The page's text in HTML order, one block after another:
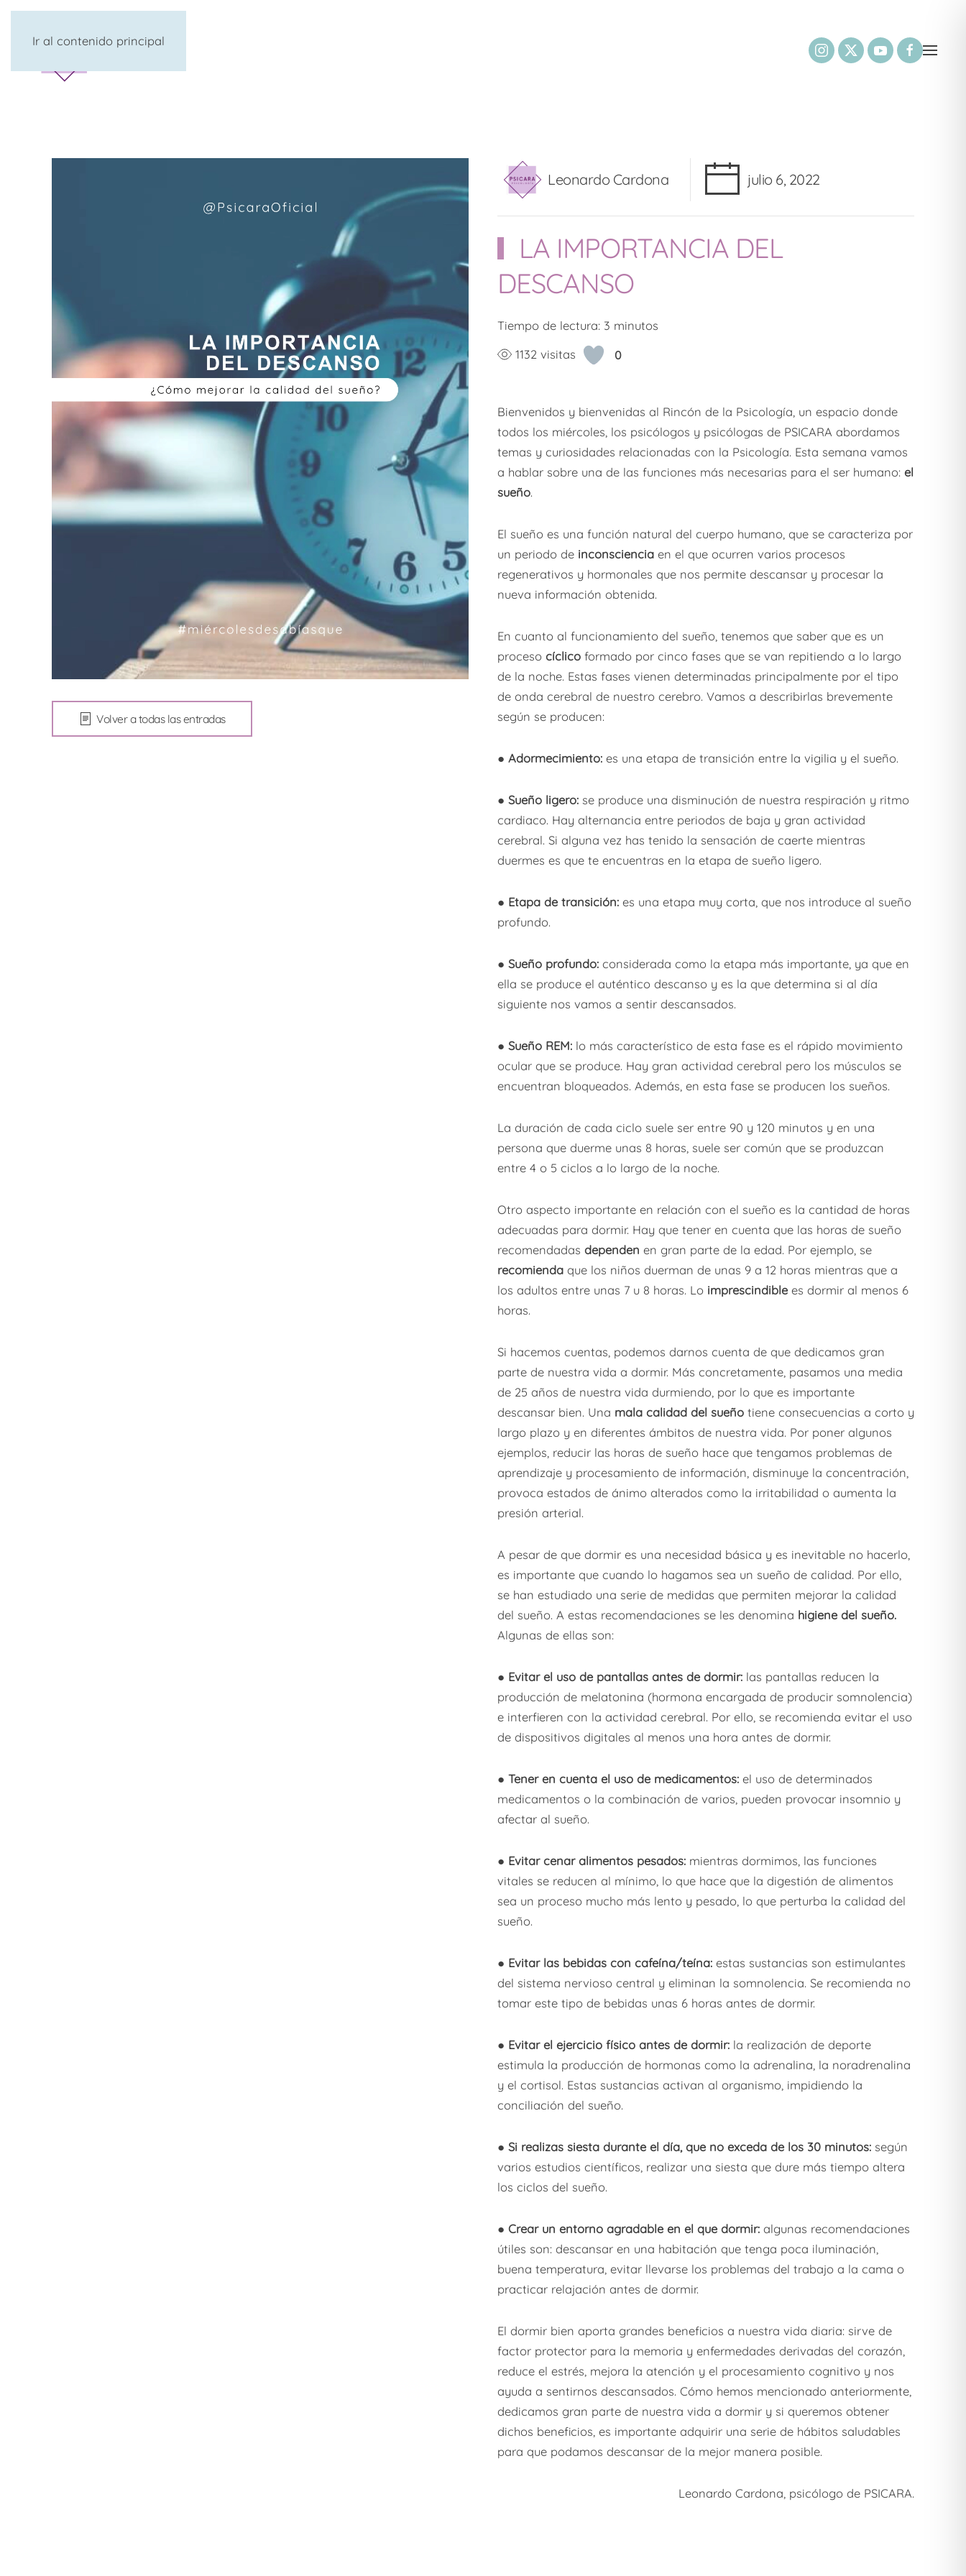
Ir al contenido principal
Volver a todas las entradas
Leonardo Cardona julio 6, 2022
LA IMPORTANCIA DEL
DESCANSO
Tiempo de lectura: 3 minutos
1132 visitas
0
Bienvenidos y bienvenidas al Rincón de la Psicología, un espacio donde
todos los miércoles, los psicólogos y psicólogas de PSICARA abordamos
temas y curiosidades relacionadas con la Psicología. Esta semana vamos
a hablar sobre una de las funciones más necesarias para el ser humano: el
sueño.
El sueño es una función natural del cuerpo humano, que se caracteriza por
un periodo de inconsciencia en el que ocurren varios procesos
regenerativos y hormonales que nos permite descansar y procesar la
nueva información obtenida.
En cuanto al funcionamiento del sueño, tenemos que saber que es un
proceso cíclico formado por cinco fases que se van repitiendo a lo largo
de la noche. Estas fases vienen determinadas principalmente por el tipo
de onda cerebral de nuestro cerebro. Vamos a describirlas brevemente
según se producen:
● Adormecimiento: es una etapa de transición entre la vigilia y el sueño.
● Sueño ligero: se produce una disminución de nuestra respiración y ritmo
cardiaco. Hay alternancia entre periodos de baja y gran actividad
cerebral. Si alguna vez has tenido la sensación de caerte mientras
duermes es que te encuentras en la etapa de sueño ligero.
● Etapa de transición: es una etapa muy corta, que nos introduce al sueño
profundo.
● Sueño profundo: considerada como la etapa más importante, ya que en
ella se produce el auténtico descanso y es la que determina si al día
siguiente nos vamos a sentir descansados.
● Sueño REM: lo más característico de esta fase es el rápido movimiento
ocular que se produce. Hay gran actividad cerebral pero los músculos se
encuentran bloqueados. Además, en esta fase se producen los sueños.
La duración de cada ciclo suele ser entre 90 y 120 minutos y en una
persona que duerme unas 8 horas, suele ser común que se produzcan
entre 4 o 5 ciclos a lo largo de la noche.
Otro aspecto importante en relación con el sueño es la cantidad de horas
adecuadas para dormir. Hay que tener en cuenta que las horas de sueño
recomendadas dependen en gran parte de la edad. Por ejemplo, se
recomienda que los niños duerman de unas 9 a 12 horas mientras que a
los adultos entre unas 7 u 8 horas. Lo imprescindiblees dormir al menos 6
horas.
Si hacemos cuentas, podemos darnos cuenta de que dedicamos gran
parte de nuestra vida a dormir. Más concretamente, pasamos una media
de 25 años de nuestra vida durmiendo, por lo que es importante
descansar bien. Una mala calidad del sueño tiene consecuencias a corto y
largo plazo y en diferentes ámbitos de nuestra vida. Por poner algunos
ejemplos, reducir las horas de sueño hace que tengamos problemas de
aprendizaje y procesamiento de información, disminuye la concentración,
provoca estados de ánimo alterados como la irritabilidad o aumenta la
presión arterial.
A pesar de que dormir es una necesidad básica y es inevitable no hacerlo,
es importante que cuando lo hagamos sea un sueño de calidad. Por ello,
se han estudiado una serie de medidas que permiten mejorar la calidad
del sueño. A estas recomendaciones se les denomina higiene del sueño.
Algunas de ellas son:
● Evitar el uso de pantallas antes de dormir: las pantallas reducen la
producción de melatonina (hormona encargada de producir somnolencia)
e interfieren con la actividad cerebral. Por ello, se recomienda evitar el uso
de dispositivos digitales al menos una hora antes de dormir.
● Tener en cuenta el uso de medicamentos: el uso de determinados
medicamentos o la combinación de varios, pueden provocar insomnio y
afectar al sueño.
● Evitar cenar alimentos pesados: mientras dormimos, las funciones
vitales se reducen al mínimo, lo que hace que la digestión de alimentos
sea un proceso mucho más lento y pesado, lo que perturba la calidad del
sueño.
● Evitar las bebidas con cafeína/teína: estas sustancias son estimulantes
del sistema nervioso central y eliminan la somnolencia. Se recomienda no
tomar este tipo de bebidas unas 6 horas antes de dormir.
● Evitar el ejercicio físico antes de dormir: la realización de deporte
estimula la producción de hormonas como la adrenalina, la noradrenalina
y el cortisol. Estas sustancias activan al organismo, impidiendo la
conciliación del sueño.
● Si realizas siesta durante el día, que no exceda de los 30 minutos: según
varios estudios científicos, realizar una siesta que dure más tiempo altera
los ciclos del sueño.
● Crear un entorno agradable en el que dormir: algunas recomendaciones
útiles son: descansar en una habitación que tenga poca iluminación,
buena temperatura, evitar llevarse los problemas del trabajo a la cama o
practicar relajación antes de dormir.
El dormir bien aporta grandes beneficios a nuestra vida diaria: sirve de
factor protector para la memoria y enfermedades derivadas del corazón,
reduce el estrés, mejora la atención y el procesamiento cognitivo y nos
ayuda a sentirnos descansados. Cómo hemos mencionado anteriormente,
dedicamos gran parte de nuestra vida a dormir y si queremos obtener
dichos beneficios, es importante adquirir una serie de hábitos saludables
para que podamos descansar de la mejor manera posible.
Leonardo Cardona, psicólogo de PSICARA.